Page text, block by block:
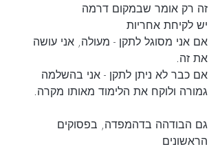
זה רק אומר שבמקום דרמה
יש לקיחת אחריות
אם אני מסוגל לתקן - מעולה, אני עושה
את זה.
אם כבר לא ניתן לתקן - אני בהשלמה
גמורה ולוקח את הלימוד מאותו מקרה.
גם הבודהה בדהמפדה, בפסוקים
הראשונים